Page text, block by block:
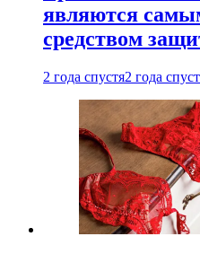
являются
средством
2 года спустя2 года